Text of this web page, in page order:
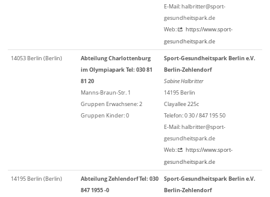
E-Mail: halbritter@sport-
gesundheitspark.de
Web:
https://www.sport-
gesundheitspark.de
14053 Berlin (Berlin)
Abteilung Charlottenburg
im Olympiapark Tel: 030 81
81 20
Manns-Braun-Str. 1
Gruppen Erwachsene: 2
Gruppen Kinder: 0
Sport-Gesundheitspark Berlin e.V.
Berlin-Zehlendorf
Sabine Halbritter
14195 Berlin
Clayallee 225c
Telefon: 0 30 / 847 195 50
E-Mail: halbritter@sport-
gesundheitspark.de
Web:
https://www.sport-
gesundheitspark.de
14195 Berlin (Berlin)
Abteilung Zehlendorf Tel: 030
847 1955 -0
Sport-Gesundheitspark Berlin e.V.
Berlin-Zehlendorf